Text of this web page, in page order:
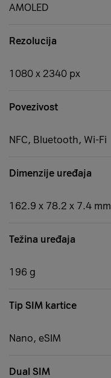
AMOLED
Rezolucija
1080 x 2340 px
Povezivost
NFC, Bluetooth, Wi-Fi
Dimenzije uređaja
162.9 x 78.2 x 7.4 mm
Težina uređaja
196 g
Tip SIM kartice
Nano, eSIM
Dual SIM